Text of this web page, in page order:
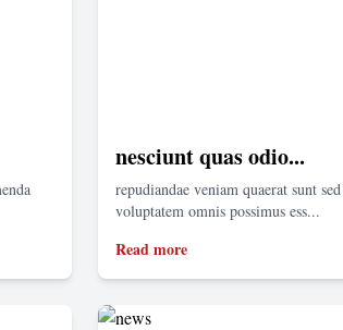
nesciunt quas odio...
repudiandae veniam quaerat sunt
voluptatem omnis possimus ess...
Read more